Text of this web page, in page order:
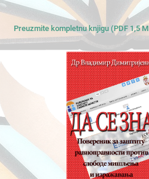
Preuzmite kompletnu knjigu (PDF 1,5